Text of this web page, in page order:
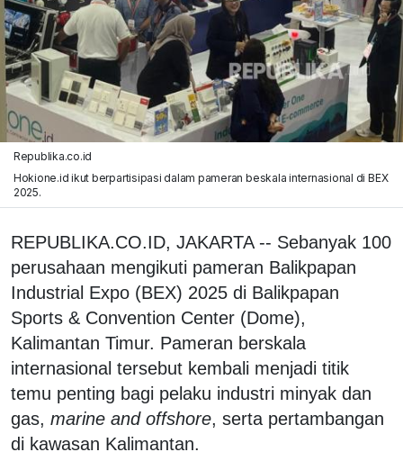
Republika.co.id
Hokione.id ikut berpartisipasi dalam pameran beskala internasional di BEX
2025.
REPUBLIKA.CO.ID, JAKARTA -- Sebanyak 100
perusahaan mengikuti pameran Balikpapan
Industrial Expo (BEX) 2025 di Balikpapan
Sports & Convention Center (Dome),
Kalimantan Timur. Pameran berskala
internasional tersebut kembali menjadi titik
temu penting bagi pelaku industri minyak dan
gas, marine and offshore, serta pertambangan
di kawasan Kalimantan.